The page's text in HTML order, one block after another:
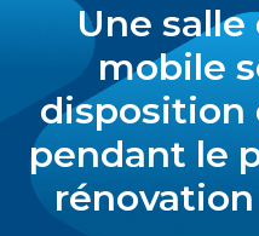
Une
mobile
disposition
pendant le